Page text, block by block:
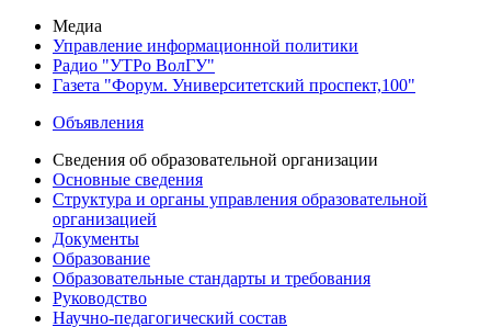
Медиа
Управление информационной политики
Радио "УТРо ВолГУ"
Газета "Форум. Университетский проспект,100"
Объявления
Сведения об образовательной организации
Основные сведения
Структура и органы управления образовательной
организацией
Документы
Образование
Образовательные стандарты и требования
Руководство
Научно-педагогический состав